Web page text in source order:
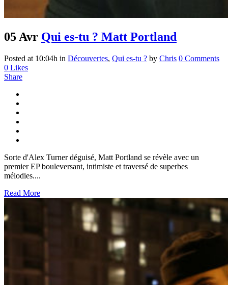
05 Avr Qui es-tu ? Matt Portland
Posted at 10:04h in Découvertes, Qui es-tu ? by Chris 0 Comments
0 Likes
Share
Sorte d'Alex Turner déguisé, Matt Portland se révèle avec un
premier EP bouleversant, intimiste et traversé de superbes
mélodies....
Read More